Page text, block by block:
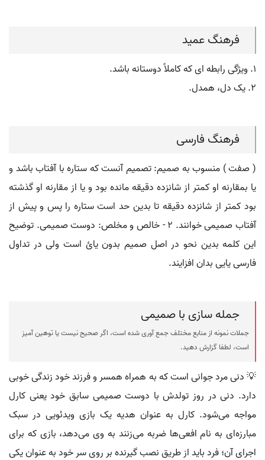
فرهنگ عمید
۱. ویژگی رابطه ای که کاملاً دوستانه باشد.
۲. یک دل، همدل.
فرهنگ فارسی
( صفت ) منسوب به صمیم: تصمیم آنست که ستاره با آفتاب باشد و
یا بمقارنه او کمتر از شانزده دقیقه مانده بود و یا از مقارنه او گذشته
بود کمتر از شانزده دقیقه تا بدین حد است ستاره را پس و پیش از
آفتاب صمیمی خوانند. ۲ - خالص و مخلص: دوست صمیمی. توضیح
این کلمه بدین نحو در اصل صمیم بدون یائ است ولی در تداول
فارسی یایی بدان افزایند.
جمله سازی با صمیمی
جملات نمونه از منابع مختلف جمع آوری شده است، اگر صحیح نیست یا توهین آمیز
است، لطفا گزارش دهید.
💡 دنی مرد جوانی است که به همراه همسر و فرزند خود زندگی خوبی
دارد. دنی در روز تولدش با دوست صمیمی سابق خود یعنی کارل
مواجه می‌شود. کارل به عنوان هدیه یک بازی ویدئویی در سبک
مبارزه‌ای به نام افعی‌ها ضربه می‌زنند به وی می‌دهد، بازی که برای
اجرای آن؛ فرد باید از طریق نصب گیرنده بر روی سر خود به عنوان یکی